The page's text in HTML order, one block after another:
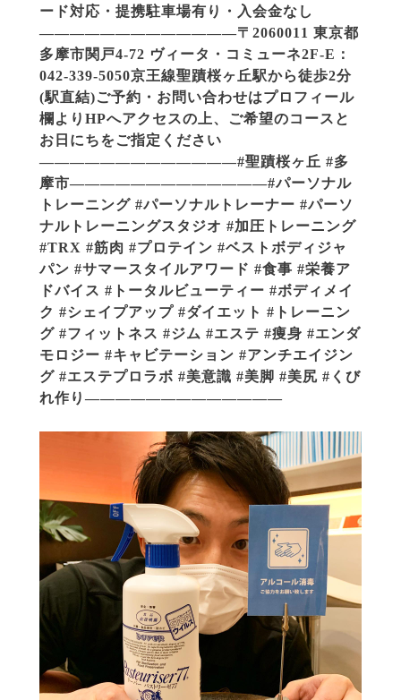
ード対応・提携駐車場有り・入会金なし
—————————————〒2060011 東京都
多摩市関戸4-72 ヴィータ・コミューネ2F-E︎︎：
042-339-5050︎京王線聖蹟桜ヶ丘駅から徒歩2分
(駅直結)︎ご予約・お問い合わせはプロフィール
欄よりHPへアクセスの上、ご希望のコースと
お日にちをご指定ください
—————————————#聖蹟桜ヶ丘 #多
摩市—————————————#パーソナル
トレーニング #パーソナルトレーナー #パーソ
ナルトレーニングスタジオ #加圧トレーニング
#TRX #筋肉 #プロテイン #ベストボディジャ
パン #サマースタイルアワード #食事 #栄養ア
ドバイス #トータルビューティー #ボディメイ
ク #シェイプアップ #ダイエット #トレーニン
グ #フィットネス #ジム #エステ #痩身 #エンダ
モロジー #キャビテーション #アンチエイジン
グ #エステプロラボ #美意識 #美脚 #美尻 #くび
れ作り—————————————